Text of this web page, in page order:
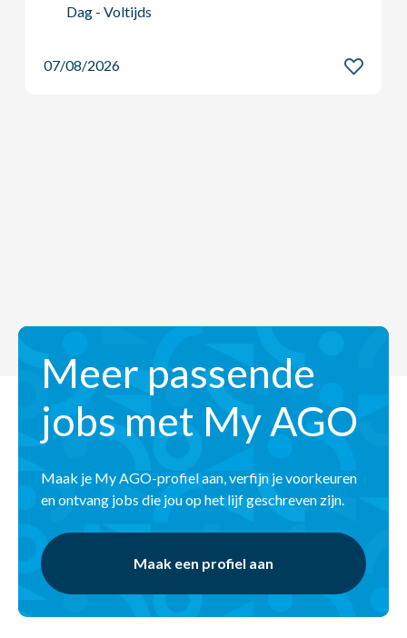
Meer passende
jobs met My AGO
Maak je My AGO-profiel aan, verfijn je voorkeuren
en ontvang jobs die jou op het lijf geschreven zijn.
Maak een profiel aan